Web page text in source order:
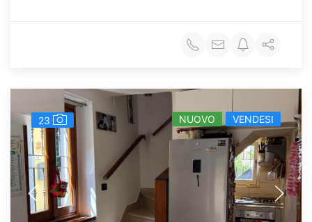
23 NUOVO VENDESI